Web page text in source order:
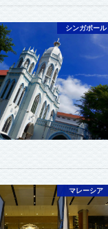
シンガポール
マレーシア